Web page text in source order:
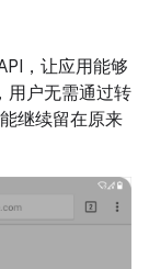
，让应用能够
用户无需通过转
继续留在原来